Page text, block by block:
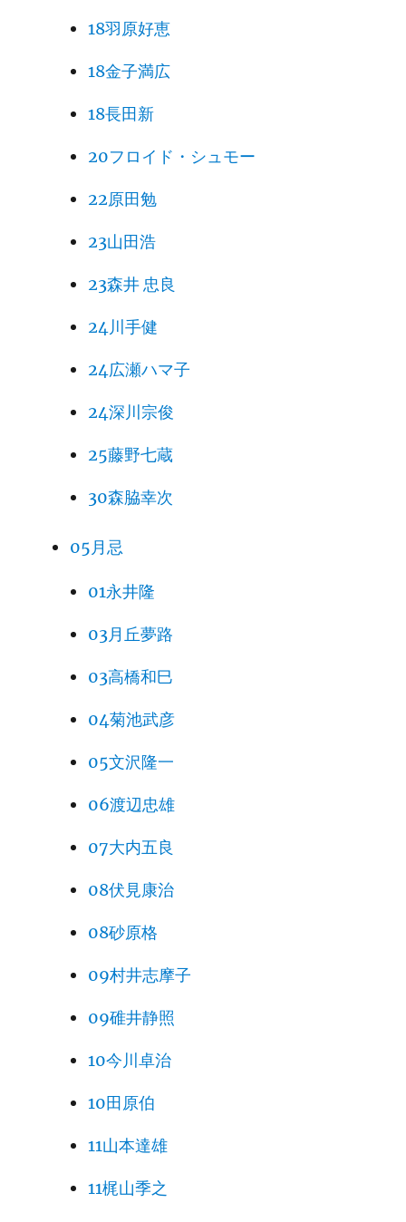
18羽原好恵
18金子満広
18長田新
20フロイド・シュモー
22原田勉
23山田浩
23森井 忠良
24川手健
24広瀬ハマ子
24深川宗俊
25藤野七蔵
30森脇幸次
05月忌
01永井隆
03月丘夢路
03高橋和巳
04菊池武彦
05文沢隆一
06渡辺忠雄
07大内五良
08伏見康治
08砂原格
09村井志摩子
09碓井静照
10今川卓治
10田原伯
11山本達雄
11梶山季之